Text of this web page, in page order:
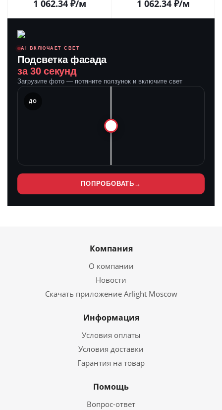
1 062.34₽/м 1 062.34₽/м
AI ВКЛЮЧАЕТ СВЕТ
Подсветка фасада
за 30 секунд
Загрузите фото — потяните ползунок и включите свет
ДО
ПОПРОБОВАТЬ →
Компания
О компании
Новости
Скачать приложение Arlight Moscow
Информация
Условия оплаты
Условия доставки
Гарантия на товар
Помощь
Вопрос-ответ